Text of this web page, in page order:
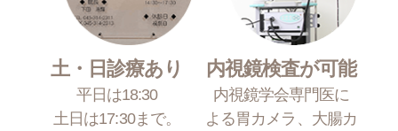
土・日診療あり
平日は18:30
土日は17:30まで。
内視鏡検査が可能
内視鏡学会専門医に
よる胃カメラ、大腸カ